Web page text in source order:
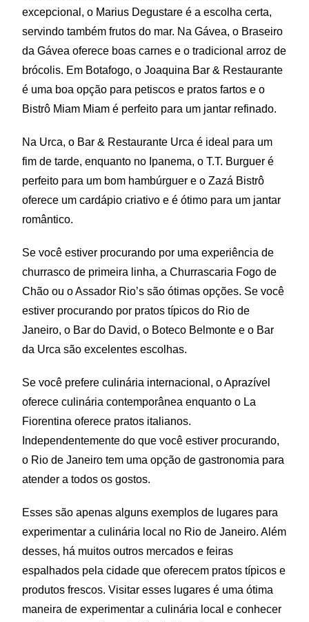
excepcional, o Marius Degustare é a escolha certa,
servindo também frutos do mar. Na Gávea, o Braseiro
da Gávea oferece boas carnes e o tradicional arroz de
brócolis. Em Botafogo, o Joaquina Bar & Restaurante
é uma boa opção para petiscos e pratos fartos e o
Bistrô Miam Miam é perfeito para um jantar refinado.
Na Urca, o Bar & Restaurante Urca é ideal para um
fim de tarde, enquanto no Ipanema, o T.T. Burguer é
perfeito para um bom hambúrguer e o Zazá Bistrô
oferece um cardápio criativo e é ótimo para um jantar
romântico.
Se você estiver procurando por uma experiência de
churrasco de primeira linha, a Churrascaria Fogo de
Chão ou o Assador Rio’s são ótimas opções. Se você
estiver procurando por pratos típicos do Rio de
Janeiro, o Bar do David, o Boteco Belmonte e o Bar
da Urca são excelentes escolhas.
Se você prefere culinária internacional, o Aprazível
oferece culinária contemporânea enquanto o La
Fiorentina oferece pratos italianos.
Independentemente do que você estiver procurando,
o Rio de Janeiro tem uma opção de gastronomia para
atender a todos os gostos.
Esses são apenas alguns exemplos de lugares para
experimentar a culinária local no Rio de Janeiro. Além
desses, há muitos outros mercados e feiras
espalhados pela cidade que oferecem pratos típicos e
produtos frescos. Visitar esses lugares é uma ótima
maneira de experimentar a culinária local e conhecer